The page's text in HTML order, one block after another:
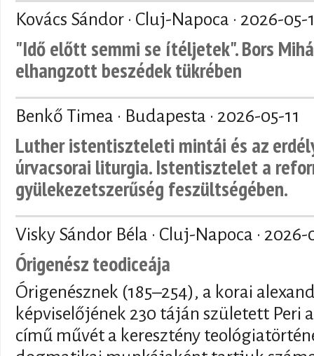
Kovács Sándor · Cluj-Napoca · 2026-05-
"Idő előtt semmi se ítéljetek". Bors
elhangzott beszédek tükrében
Benkő Timea · Budapesta · 2026-05-11
Luther istentiszteleti mintái és az
úrvacsorai liturgia. Istentisztelet a
gyülekezetszerűség feszültségében.
Visky Sándor Béla · Cluj-Napoca · 2026-
Órigenész teodiceája
Órigenésznek (185–254), a korai
képviselőjének 230 táján született Peri
című művét a keresztény